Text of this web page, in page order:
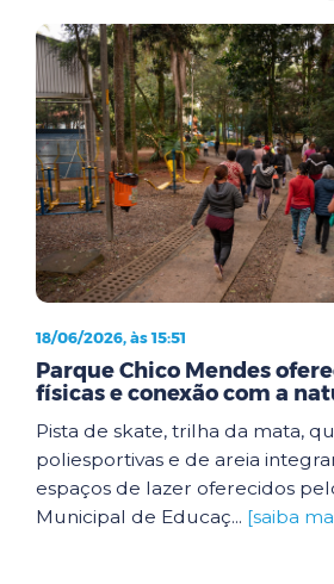
18/06/2026, às 15:51
Parque Chico Mendes
físicas e conexão com a
Pista de skate, trilha da mata,
poliesportivas e de areia
espaços de lazer oferecidos
Municipal de Educaç... [saiba